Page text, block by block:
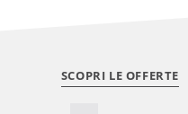
SCOPRI LE OFFERTE